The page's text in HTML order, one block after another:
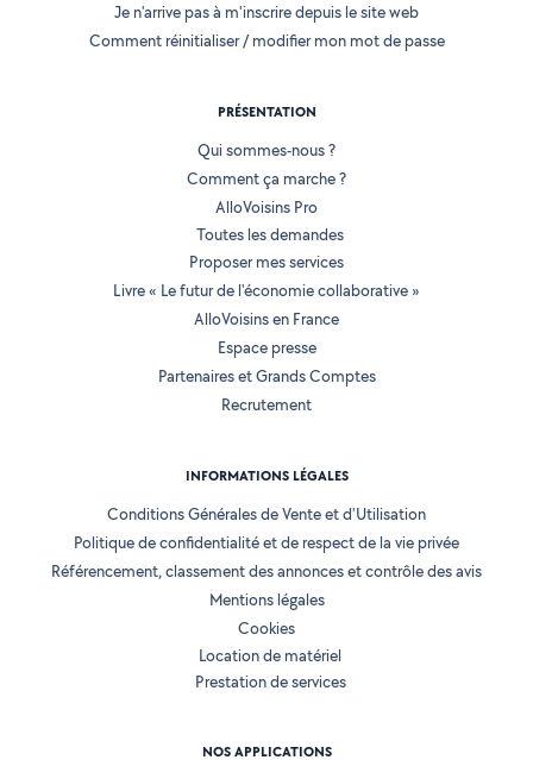
Je n'arrive pas à m'inscrire depuis le site web
Comment réinitialiser / modifier mon mot de passe
PRÉSENTATION
Qui sommes-nous ?
Comment ça marche ?
AlloVoisins Pro
Toutes les demandes
Proposer mes services
Livre « Le futur de l'économie collaborative »
AlloVoisins en France
Espace presse
Partenaires et Grands Comptes
Recrutement
INFORMATIONS LÉGALES
Conditions Générales de Vente et d'Utilisation
Politique de confidentialité et de respect de la vie privée
Référencement, classement des annonces et contrôle des avis
Mentions légales
Cookies
Location de matériel
Prestation de services
NOS APPLICATIONS